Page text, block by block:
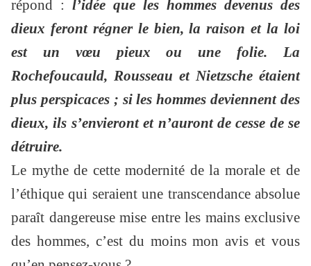
répond : l’idée que les hommes devenus des
dieux feront régner le bien, la raison et la loi
est un vœu pieux ou une folie. La
Rochefoucauld, Rousseau et Nietzsche étaient
plus perspicaces ; si les hommes deviennent des
dieux, ils s’envieront et n’auront de cesse de se
détruire.
Le mythe de cette modernité de la morale et de
l’éthique qui seraient une transcendance absolue
paraît dangereuse mise entre les mains exclusive
des hommes, c’est du moins mon avis et vous